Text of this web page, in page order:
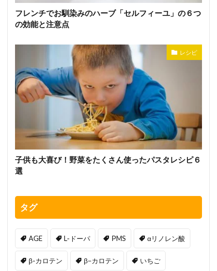
フレンチでお馴染みのハーブ「セルフィーユ」の６つ
の効能と注意点
レシピ
子供も大喜び！野菜をたくさん使ったパスタレシピ６
選
タグ
AGE L-ドーパ PMS αリノレン酸
β-カロテン β−カロテン いちご